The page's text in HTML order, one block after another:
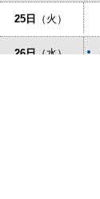
25日 （火）
26日（水）